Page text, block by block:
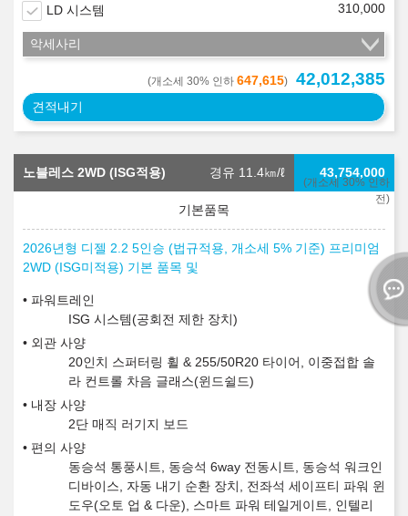
LD 시스템 310,000
악세사리
(개소세 30% 인하 647,615) 42,012,385
견적내기
노블레스 2WD (ISG적용) 경유 11.4㎞/ℓ
(개소세 30% 인하
전)
43,754,000
2026년형 디젤 2.2 5인승 (법규적용, 개소세 5% 기준) 프리미엄
2WD (ISG미적용) 기본 품목 및
파워트레인
ISG 시스템(공회전 제한 장치)
외관 사양
20인치 스퍼터링 휠 & 255/50R20 타이어, 이중접합 솔
라 컨트롤 차음 글래스(윈드쉴드)
내장 사양
2단 매직 러기지 보드
편의 사양
동승석 통풍시트, 동승석 6way 전동시트, 동승석 워크인
디바이스, 자동 내기 순환 장치, 전좌석 세이프티 파워 윈
도우(오토 업 & 다운), 스마트 파워 테일게이트, 인텔리